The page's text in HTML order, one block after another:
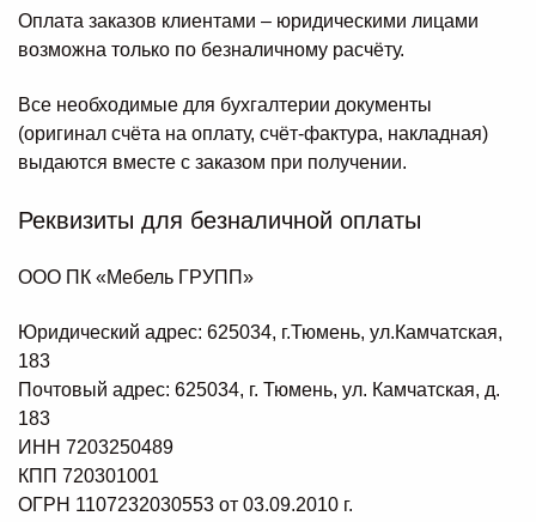
Оплата заказов клиентами – юридическими лицами
возможна только по безналичному расчёту.
Все необходимые для бухгалтерии документы
(оригинал счёта на оплату, счёт-фактура, накладная)
выдаются вместе с заказом при получении.
Реквизиты для безналичной оплаты
ООО ПК «Мебель ГРУПП»
Юридический адрес: 625034, г.Тюмень, ул.Камчатская,
183
Почтовый адрес: 625034, г. Тюмень, ул. Камчатская, д.
183
ИНН 7203250489
КПП 720301001
ОГРН 1107232030553 от 03.09.2010 г.